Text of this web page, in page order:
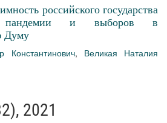
российского государства
и выборов в
Думу
Константинович, Великая Наталия
2021